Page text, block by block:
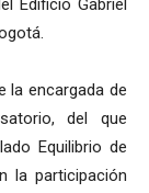
Edificio Gabriel
la encargada de
del que
Equilibrio de
la participación